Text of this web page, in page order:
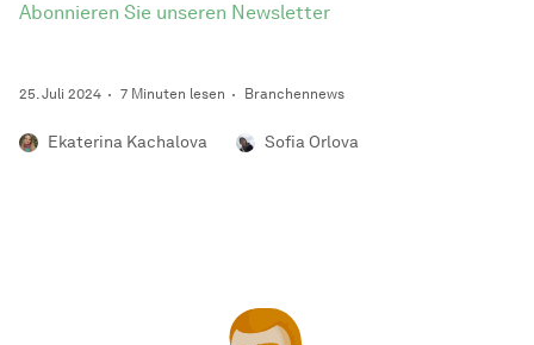
Abonnieren Sie unseren Newsletter
25. Juli 2024 7 Minuten lesen Branchennews
Ekaterina Kachalova Sofia Orlova